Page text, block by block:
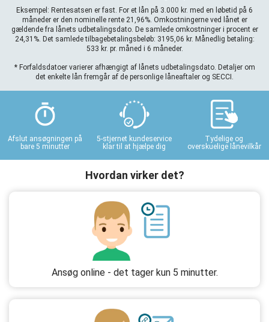
Eksempel: Rentesatsen er fast. For et lån på 3.000 kr. med en løbetid på 6
måneder er den nominelle rente 21,96%. Omkostningerne ved lånet er
gældende fra lånets udbetalingsdato. De samlede omkostninger i procent er
24,31%. Det samlede tilbagebetalingsbeløb: 3195,06 kr. Månedlig betaling:
533 kr. pr. måned i 6 måneder.
* Forfaldsdatoer varierer afhængigt af lånets udbetalingsdato. Detaljer om
det enkelte lån fremgår af de personlige låneaftaler og SECCI.
Afslut ansøgningen på
bare 5 minutter
5-stjernet kundeservice
klar til at hjælpe dig
Tydelige og
overskuelige lånevilkår
Hvordan virker det?
Ansøg online - det tager kun 5 minutter.